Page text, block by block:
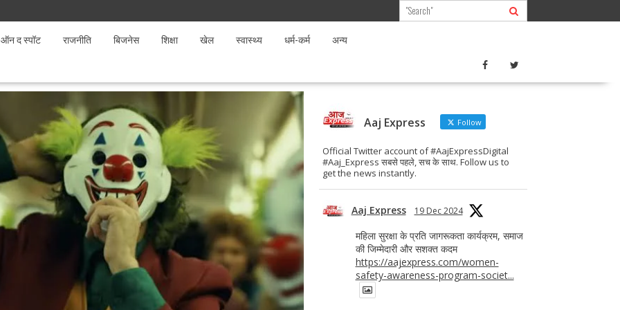
ऑन द स्पॉट राजनीति बिजनेस शिक्षा खेल स्वास्थ्य धर्म-कर्म अन्य
Aaj Express Follow
Official Twitter account of #AajExpressDigital
#Aaj_Express सबसे पहले, सच के साथ. Follow us to
get the news instantly.
Aaj Express 19 Dec 2024
महिला सुरक्षा के प्रति जागरूकता कार्यक्रम, समाज
की जिम्मेदारी और सशक्त कदम
https://aajexpress.com/women-
safety-awareness-program-societ...